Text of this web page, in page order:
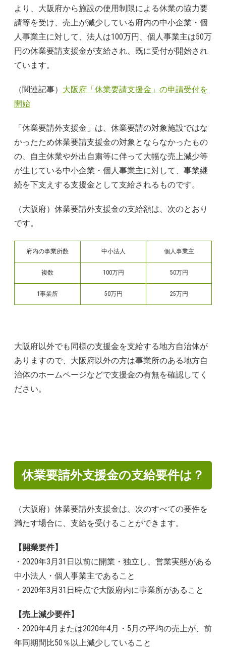
より、大阪府から施設の使用制限による休業の協力要
請等を受け、売上が減少している府内の中小企業・個
人事業主に対して、法人は100万円、個人事業主は50万
円の休業要請支援金が支給され、既に受付が開始され
ています。
（関連記事） 大阪府「休業要請支援金」の申請受付を
開始
「休業要請外支援金」は、休業要請の対象施設ではな
かったため休業要請支援金の対象とならなかったもの
の、自主休業や外出自粛等に伴って大幅な売上減少等
が生じている中小企業・個人事業主に対して、事業継
続を下支えする支援金として支給されるものです。
（大阪府）休業要請外支援金の支給額は、次のとおり
です。
府内の事業所数 中小法人 個人事業主
複数 100万円 50万円
1事業所 50万円 25万円
大阪府以外でも同様の支援金を支給する地方自治体が
ありますので、大阪府以外の方は事業所のある地方自
治体のホームページなどで支援金の有無を確認してく
ださい。
休業要請外支援金の支給要件は？
（大阪府）休業要請外支援金は、次のすべての要件を
満たす場合に、支給を受けることができます。
【開業要件】
・2020年3月31日以前に開業・独立し、営業実態がある
中小法人・個人事業主であること
・2020年3月31日時点で大阪府内に事業所があること
【売上減少要件】
・2020年4月または2020年4月・5月の平均の売上が、前
年同期間比50％以上減少していること